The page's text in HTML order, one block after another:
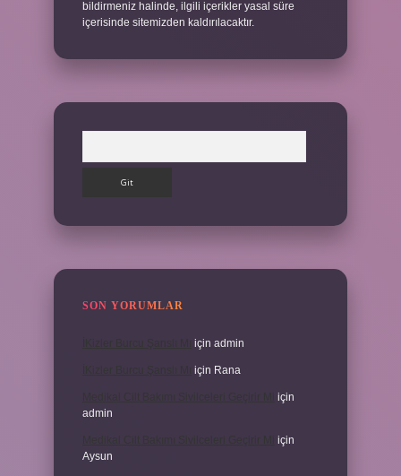
bildirmeniz halinde, ilgili içerikler yasal süre
içerisinde sitemizden kaldırılacaktır.
SON YORUMLAR
için admin
için Rana
için
admin
için
Aysun